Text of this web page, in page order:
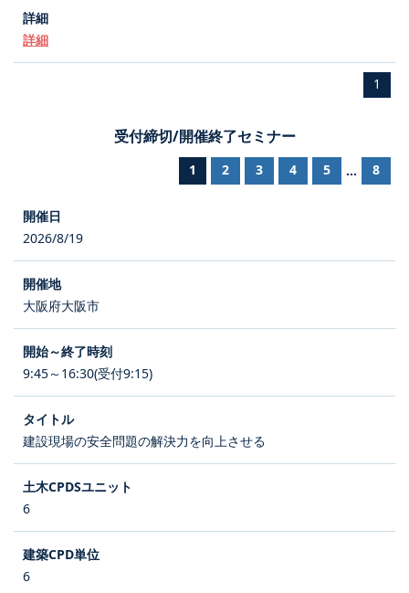
詳細
1
受付締切/開催終了セミナー
1 2 3 4 5 ... 8
2026/8/19
大阪府大阪市
9:45～16:30(受付9:15)
建設現場の安全問題の解決力を向上させる
6
6